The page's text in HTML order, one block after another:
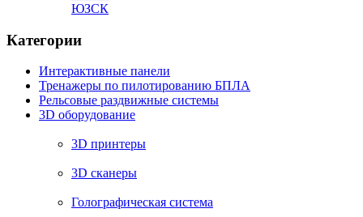
ЮЗСК
Категории
Интерактивные панели
Тренажеры по пилотированию БПЛА
Рельсовые раздвижные системы
3D оборудование
3D принтеры
3D сканеры
Голографическая система